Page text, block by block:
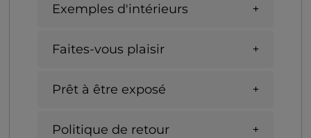
Exemples d'intérieurs
Faites-vous plaisir
Prêt à être exposé
Politique de retour